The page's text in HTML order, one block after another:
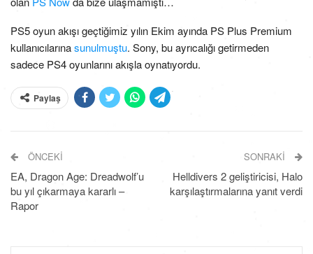
PS5 oyun akışı geçtiğimiz yılın Ekim ayında PS Plus Premium
kullanıcılarınasunulmuştu. Sony, bu ayrıcalığı getirmeden
sadece PS4 oyunlarını akışla oynatıyordu.
Paylaş
ÖNCEKI
EA, Dragon Age: Dreadwolf’u
bu yıl çıkarmaya kararlı –
Rapor
SONRAKI
Helldivers 2 geliştiricisi, Halo
karşılaştırmalarına yanıt verdi